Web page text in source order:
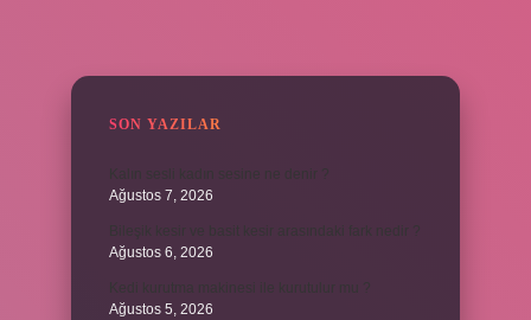
SON YAZILAR
Ağustos 7, 2026
Ağustos 6, 2026
Ağustos 5, 2026